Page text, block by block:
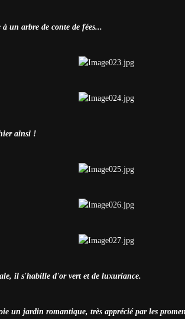
un arbre de conte de fées...
ainsi !
il s'habille d'or vert et de luxuriance.
un jardin romantique, très apprécié par les